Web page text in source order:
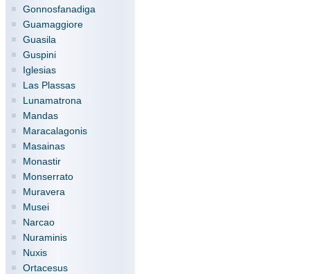
Gonnosfanadiga
Guamaggiore
Guasila
Guspini
Iglesias
Las Plassas
Lunamatrona
Mandas
Maracalagonis
Masainas
Monastir
Monserrato
Muravera
Musei
Narcao
Nuraminis
Nuxis
Ortacesus